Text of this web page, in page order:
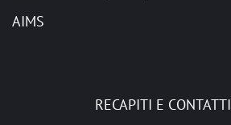
AIMS
RECAPITI E CONTATTI